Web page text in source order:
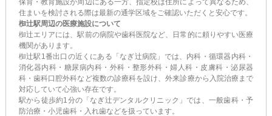
住まいを検討される際は最新の通学区域をご確認いただくと安心です。
椥辻駅周辺の医療施設について
椥辻エリアには、駅前の病院や歯科医院など、日常的に頼りやすい医療
機関があります。
椥辻駅1番出口の近くにある「なぎ辻病院」では、内科・循環器内科・
消化器内科・糖尿病内科・外科・整形外科・婦人科・皮膚科・泌尿器
科・歯科口腔外科など複数の診療科を設け、外来診療から入院治療まで
対応していて心強い存在です。
駅から徒歩約1分の「なぎ辻デンタルクリニック」では、一般歯科・予
防治療・小児歯科・入れ歯などを扱っています。